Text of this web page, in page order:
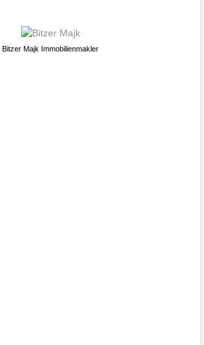
Bitzer Majk Immobilienmakler